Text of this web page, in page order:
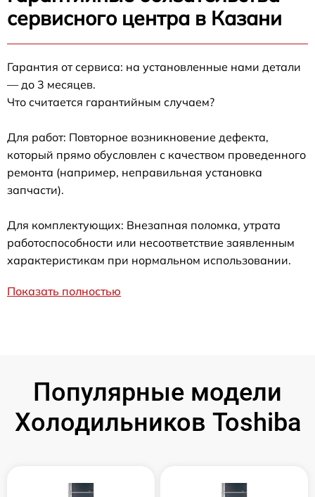
сервисного центра в Казани
Гарантия от сервиса: на установленные нами детали
— до 3 месяцев.
Что считается гарантийным случаем?
Для работ: Повторное возникновение дефекта,
который прямо обусловлен с качеством проведенного
ремонта (например, неправильная установка
запчасти).
Для комплектующих: Внезапная поломка, утрата
работоспособности или несоответствие заявленным
характеристикам при нормальном использовании.
Показать полностью
Популярные модели
Холодильников Toshiba